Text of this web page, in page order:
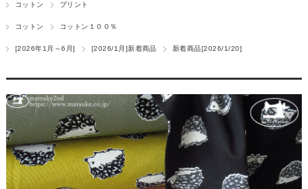
コットン プリント
コットン コットン１００％
[2026年1月～6月] [2026/1月]新着商品 新着商品[2026/1/20]